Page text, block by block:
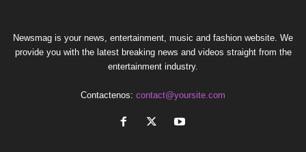
Newsmag is your news, entertainment, music and fashion website. We
provide you with the latest breaking news and videos straight from the
entertainment industry.
Contactenos: contact@yoursite.com